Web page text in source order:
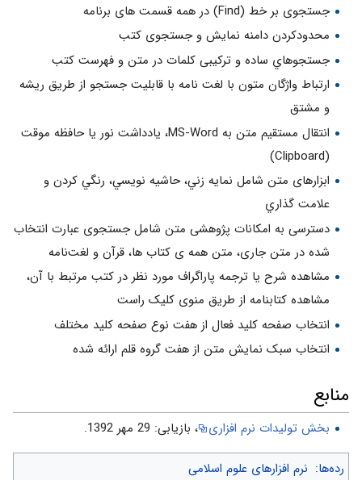
جستجوی بر خط (Find) در همه قسمت های برنامه
محدودکردن دامنه نمایش و جستجوی کتب
جستجوهاي ساده و ترکیبی کلمات در متن و فهرست کتب
ارتباط واژگان متون با لغت نامه با قابليت جستجو از طريق ريشه
و مشتق
انتقال مستقيم متن به MS-Word، يادداشت نور یا حافظه موقت
(Clipboard)
ابزارهای متن شامل نمايه زني، حاشيه نويسي، رنگي کردن و
علامت گذاري
دسترسی به امكانات پژوهشى متن شامل جستجوی عبارت انتخاب
شده در متن جاری، متن همه ی كتاب ها، قرآن و لغت‌نامه
مشاهده شرح یا ترجمه پاراگراف مورد نظر در کتب مرتبط با آن،
مشاهده کتابنامه از طریق منوی کلیک راست
انتخاب صفحه کلید فعال از هفت نوع صفحه كليد مختلف
انتخاب سبک نمایش متن از هفت گروه قلم ارائه شده
منابع
بخش تولیدات نرم افزاری ، بازیابی: 29 مهر 1392.
رده‌ها: نرم افزارهای علوم اسلامی